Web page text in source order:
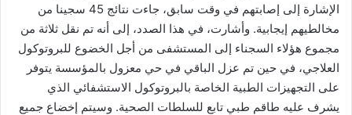
الإشارة إلى إصابتهم في وقت سابق، جاءت نتائج 45 سجينا من
مخالطيهم إيجابية. وأشارت، في هذا الصدد، إلى أنه تم نقل ثلاثة من
مجموع هؤلاء السجناء إلى المستشفى من أجل الخضوع للبروتوكول
العلاجي، في حين تم عزل الباقي في حي معزول بالمؤسسة يتوفر
على التجهيزات الطبية الخاصة بالبروتوكول الاستشفائي الذي
يشرف عليه طاقم طبي تابع للسلطات الصحية. وسيتم إخضاع جميع